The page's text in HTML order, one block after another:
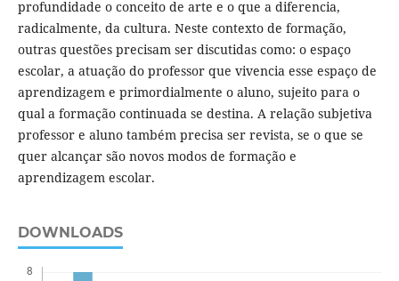
profundidade o conceito de arte e o que a diferencia,
radicalmente, da cultura. Neste contexto de formação,
outras questões precisam ser discutidas como: o espaço
escolar, a atuação do professor que vivencia esse espaço de
aprendizagem e primordialmente o aluno, sujeito para o
qual a formação continuada se destina. A relação subjetiva
professor e aluno também precisa ser revista, se o que se
quer alcançar são novos modos de formação e
aprendizagem escolar.
DOWNLOADS